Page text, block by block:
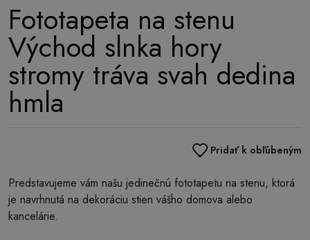
Fototapeta na stenu
Východ slnka hory
stromy tráva svah dedina
hmla
Pridať k obľúbeným
Predstavujeme vám našu jedinečnú fototapetu na stenu, ktorá
je navrhnutá na dekoráciu stien vášho domova alebo
kancelárie.